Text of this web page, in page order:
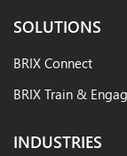
SOLUTIONS
BRIX Connect
BRIX Train &
INDUSTRIES